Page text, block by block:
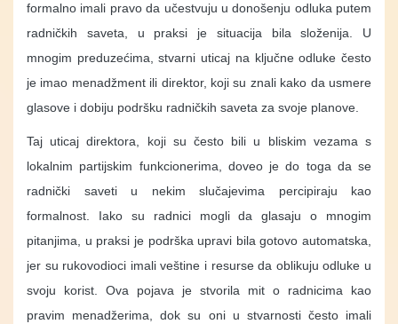
formalno imali pravo da učestvuju u donošenju odluka putem
radničkih saveta, u praksi je situacija bila složenija. U
mnogim preduzećima, stvarni uticaj na ključne odluke često
je imao menadžment ili direktor, koji su znali kako da usmere
glasove i dobiju podršku radničkih saveta za svoje planove.
Taj uticaj direktora, koji su često bili u bliskim vezama s
lokalnim partijskim funkcionerima, doveo je do toga da se
radnički saveti u nekim slučajevima percipiraju kao
formalnost. Iako su radnici mogli da glasaju o mnogim
pitanjima, u praksi je podrška upravi bila gotovo automatska,
jer su rukovodioci imali veštine i resurse da oblikuju odluke u
svoju korist. Ova pojava je stvorila mit o radnicima kao
pravim menadžerima, dok su oni u stvarnosti često imali